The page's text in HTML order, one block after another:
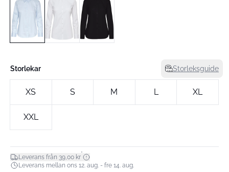
Storlekar Storleksguide
XS S M L XL
XXL
Leverans från 39,00 kr*
Leverans mellan ons 12. aug. - fre 14. aug.